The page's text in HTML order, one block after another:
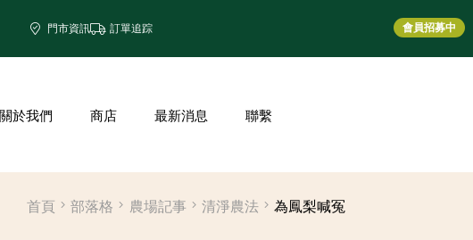
門市資訊 訂單追踪 會員招募中
於我們 商店 最新消息 聯繫
首頁 部落格 農場記事 清淨農法 為鳳梨喊冤